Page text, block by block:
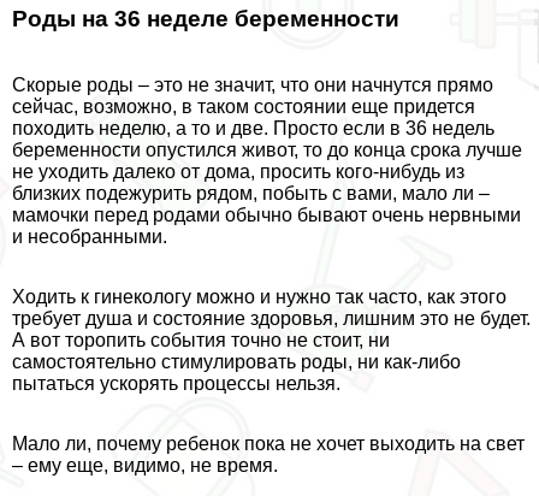
Роды на 36 неделе беременности
Скорые роды – это не значит, что они начнутся прямо
сейчас, возможно, в таком состоянии еще придется
походить неделю, а то и две. Просто если в 36 недель
беременности опустился живот, то до конца срока лучше
не уходить далеко от дома, просить кого-нибудь из
близких подежурить рядом, побыть с вами, мало ли –
мамочки перед родами обычно бывают очень нервными
и несобранными.
Ходить к гинекологу можно и нужно так часто, как этого
требует душа и состояние здоровья, лишним это не будет.
А вот торопить события точно не стоит, ни
самостоятельно стимулировать роды, ни как-либо
пытаться ускорять процессы нельзя.
Мало ли, почему ребенок пока не хочет выходить на свет
– ему еще, видимо, не время.